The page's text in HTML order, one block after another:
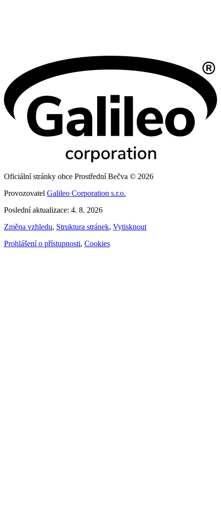
Oficiální stránky obce Prostřední Bečva © 2026
Provozovatel Galileo Corporation s.r.o.
Poslední aktualizace: 4. 8. 2026
Změna vzhledu, Struktura stránek, Vytisknout
Prohlášení o přístupnosti, Cookies